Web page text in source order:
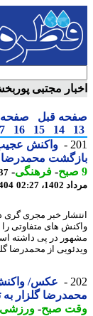
مجتبی پوربخش
قبل صفحه بعد
14
15
16
17
واکنش عجیب
محمدرضا
-فرهنگی-
02:27
خبر مجری گری
های متفاوتی را از
از محمدرضا
عکس/ واکنش
گلزار به
صبح-ورزشی-37 ماه پیش - دوشنبه 16 مرداد 1402، 19:42